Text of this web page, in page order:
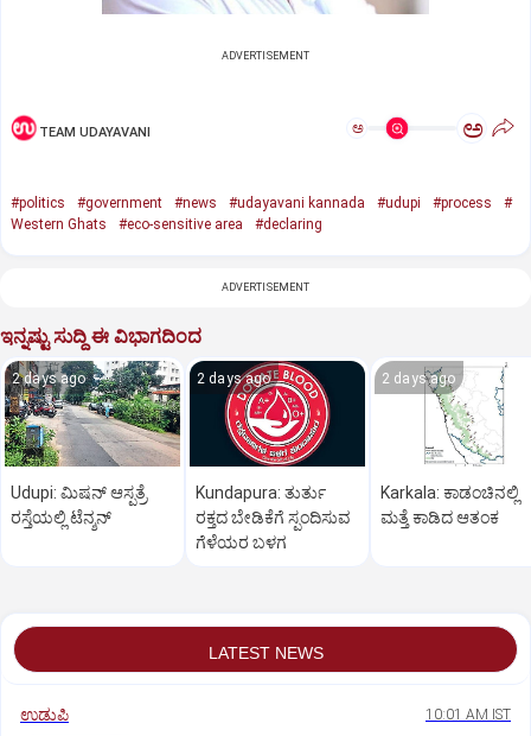
ADVERTISEMENT
TEAM UDAYAVANI ಅ ಅ
#politics #government #news #udayavani kannada #udupi #process
#
Western Ghats
#eco-sensitive area #declaring
ADVERTISEMENT
ಇನ್ನಷ್ಟು ಸುದ್ದಿ ಈ ವಿಭಾಗದಿಂದ
2 days ago
Udupi: ಮಿಷನ್‌ ಆಸ್ಪತ್ರೆ
ರಸ್ತೆಯಲ್ಲಿ ಟೆನ್ಶನ್‌
2 days ago
Kundapura: ತುರ್ತು
ರಕ್ತದ ಬೇಡಿಕೆಗೆ ಸ್ಪಂದಿಸುವ
ಗೆಳೆಯರ ಬಳಗ
2 days ago
Karkala: ಕಾಡಂಚಿನಲ್ಲಿ
ಮತ್ತೆ ಕಾಡಿದ ಆತಂಕ
LATEST NEWS
ಉಡುಪಿ 10:01 AM IST